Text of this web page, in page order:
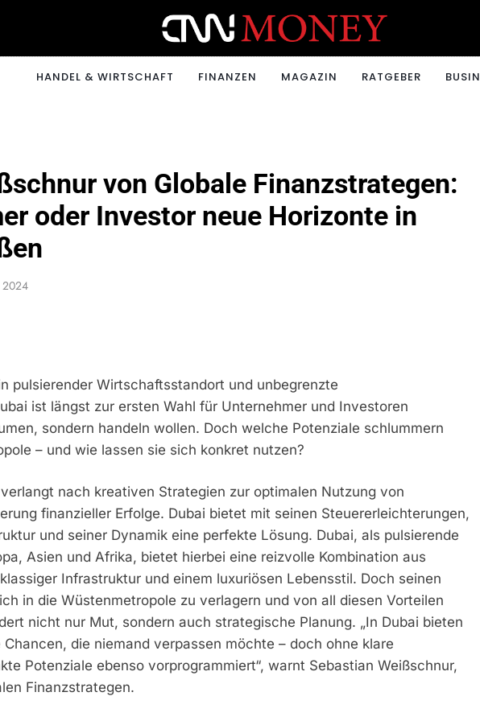
CNNMONEY.CH
HANDEL & WIRTSCHAFT FINANZEN MAGAZIN RATGEBER
von Globale Finanzstrategen:
oder Investor neue Horizonte in
pulsierender Wirtschaftsstandort und unbegrenzte
ist längst zur ersten Wahl für Unternehmer und Investoren
sondern handeln wollen. Doch welche Potenziale schlummern
– und wie lassen sie sich konkret nutzen?
nach kreativen Strategien zur optimalen Nutzung von
finanzieller Erfolge. Dubai bietet mit seinen Steuererleichterungen,
und seiner Dynamik eine perfekte Lösung. Dubai, als pulsierende
Asien und Afrika, bietet hierbei eine reizvolle Kombination aus
Infrastruktur und einem luxuriösen Lebensstil. Doch seinen
in die Wüstenmetropole zu verlagern und von all diesen Vorteilen
nicht nur Mut, sondern auch strategische Planung. „In Dubai bieten
die niemand verpassen möchte – doch ohne klare
Potenziale ebenso vorprogrammiert“, warnt Sebastian Weißschnur,
Finanzstrategen.